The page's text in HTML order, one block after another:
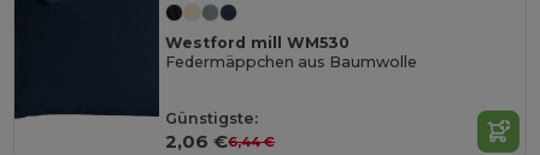
Westford mill WM530
Federmäppchen aus Baumwolle
Günstigste:
2,06 €6,44 €